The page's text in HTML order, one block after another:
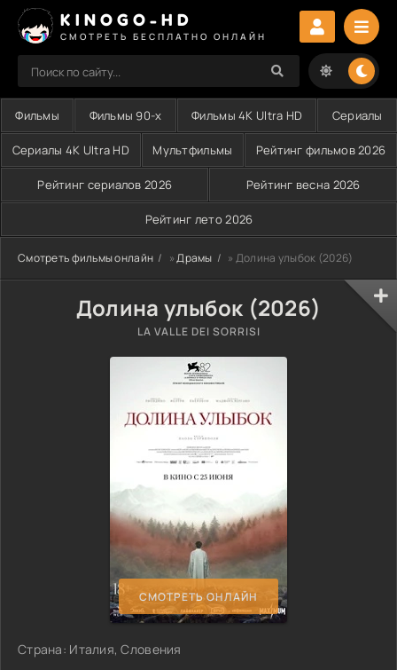
KINOGO-HD
СМОТРЕТЬ БЕСПЛАТНО ОНЛАЙН
Фильмы Фильмы 90-х Фильмы 4K Ultra HD Сериалы
Сериалы 4K Ultra HD Мультфильмы Рейтинг фильмов 2026
Рейтинг сериалов 2026 Рейтинг весна 2026
Рейтинг лето 2026
Смотреть фильмы онлайн »Драмы » Долина улыбок (2026)
Долина улыбок (2026)
LA VALLE DEI SORRISI
СМОТРЕТЬ ОНЛАЙН
Страна: Италия, Словения